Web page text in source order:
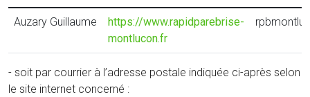
Auzary Guillaume
https://www.rapidparebrise-
montlucon.fr
- soit par courrier à l’adresse postale indiquée ci-après selon
le site internet concerné :